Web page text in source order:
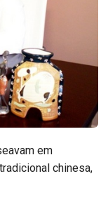
em
chinesa,